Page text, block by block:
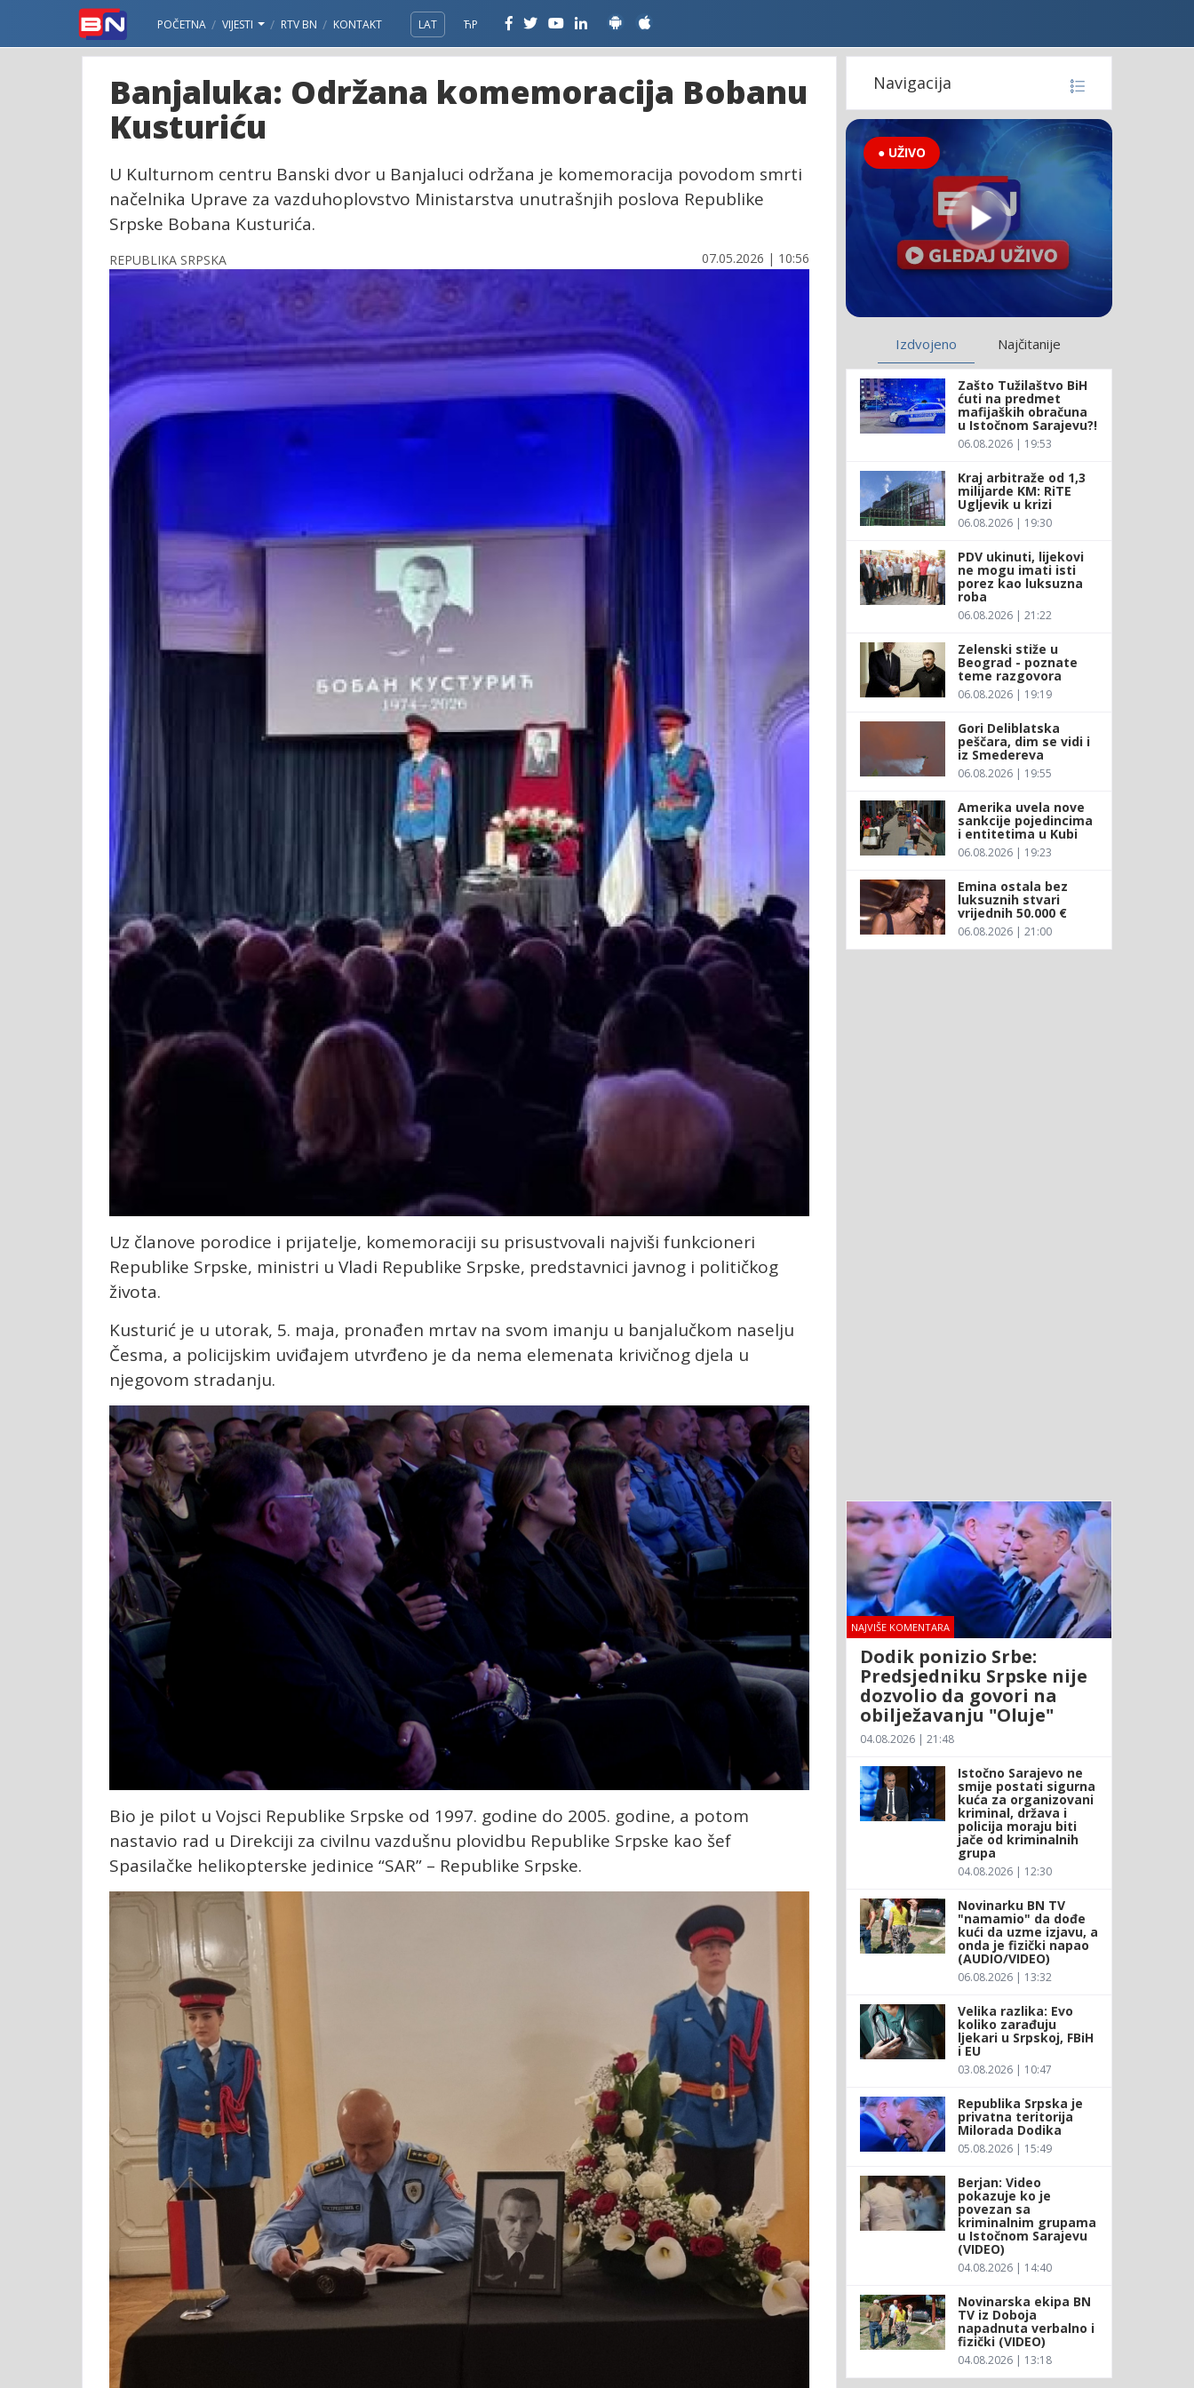
POČETNA VIJESTI RTV BN KONTAKT LAT ЋР
Banjaluka: Održana komemoracija Bobanu
Kusturiću
U Kulturnom centru Banski dvor u Banjaluci održana je komemoracija povodom smrti
načelnika Uprave za vazduhoplovstvo Ministarstva unutrašnjih poslova Republike
Srpske Bobana Kusturića.
REPUBLIKA SRPSKA 07.05.2026 | 10:56
Uz članove porodice i prijatelje, komemoraciji su prisustvovali najviši funkcioneri
Republike Srpske, ministri u Vladi Republike Srpske, predstavnici javnog i političkog
života.
Kusturić je u utorak, 5. maja, pronađen mrtav na svom imanju u banjalučkom naselju
Česma, a policijskim uviđajem utvrđeno je da nema elemenata krivičnog djela u
njegovom stradanju.
Bio je pilot u Vojsci Republike Srpske od 1997. godine do 2005. godine, a potom
nastavio rad u Direkciji za civilnu vazdušnu plovidbu Republike Srpske kao šef
Spasilačke helikopterske jedinice “SAR” – Republike Srpske.
Navigacija
● UŽIVO
Izdvojeno Najčitanije
Zašto Tužilaštvo BiH
ćuti na predmet
mafijaških obračuna
u Istočnom Sarajevu?!
06.08.2026 | 19:53
Kraj arbitraže od 1,3
milijarde KM: RiTE
Ugljevik u krizi
06.08.2026 | 19:30
PDV ukinuti, lijekovi
ne mogu imati isti
porez kao luksuzna
roba
06.08.2026 | 21:22
Zelenski stiže u
Beograd - poznate
teme razgovora
06.08.2026 | 19:19
Gori Deliblatska
peščara, dim se vidi i
iz Smedereva
06.08.2026 | 19:55
Amerika uvela nove
sankcije pojedincima
i entitetima u Kubi
06.08.2026 | 19:23
Emina ostala bez
luksuznih stvari
vrijednih 50.000 €
06.08.2026 | 21:00
NAJVIŠE KOMENTARA
Dodik ponizio Srbe:
Predsjedniku Srpske nije
dozvolio da govori na
obilježavanju "Oluje"
04.08.2026 | 21:48
Istočno Sarajevo ne
smije postati sigurna
kuća za organizovani
kriminal, država i
policija moraju biti
jače od kriminalnih
grupa
04.08.2026 | 12:30
Novinarku BN TV
"namamio" da dođe
kući da uzme izjavu, a
onda je fizički napao
(AUDIO/VIDEO)
06.08.2026 | 13:32
Velika razlika: Evo
koliko zarađuju
ljekari u Srpskoj, FBiH
i EU
03.08.2026 | 10:47
Republika Srpska je
privatna teritorija
Milorada Dodika
05.08.2026 | 15:49
Berjan: Video
pokazuje ko je
povezan sa
kriminalnim grupama
u Istočnom Sarajevu
(VIDEO)
04.08.2026 | 14:40
Novinarska ekipa BN
TV iz Doboja
napadnuta verbalno i
fizički (VIDEO)
04.08.2026 | 13:18